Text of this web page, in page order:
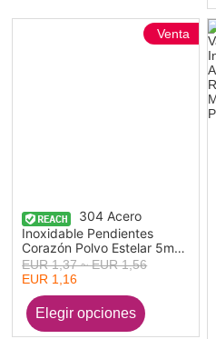
304 Acero
Inoxidable Pendientes
Corazón Polvo Estelar 5mm
x 5mm, Post/ Wire Size: (20
gauge), 10 Unidades
Venta
EUR 1,37 ~ EUR 1,56
EUR 1,16